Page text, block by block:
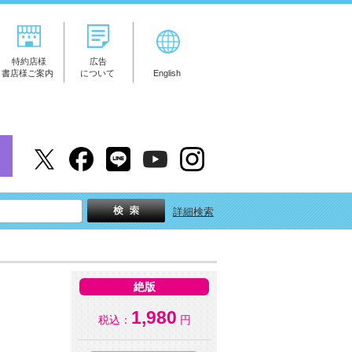
特約店様
書店様ご案内
広告
について
English
詳細検索
絶版
税込： 1,980 円